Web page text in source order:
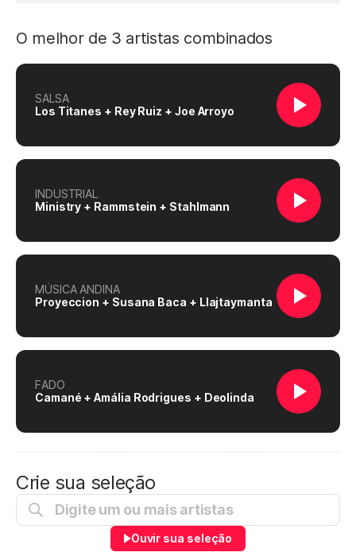
O melhor de 3 artistas combinados
SALSA
Los Titanes + Rey Ruiz + Joe Arroyo
INDUSTRIAL
Ministry + Rammstein + Stahlmann
MÚSICA ANDINA
Proyeccion + Susana Baca + Llajtaymanta
FADO
Camané + Amália Rodrigues + Deolinda
Crie sua seleção
Ouvir sua seleção